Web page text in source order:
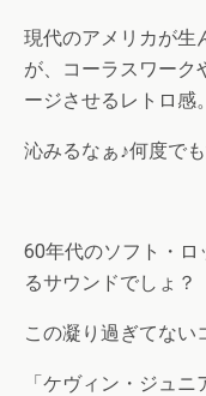
現代のアメリカが生
が、コーラスワーク
ージさせるレトロ感。
沁みるなぁ♪何度で
60年代のソフト・ロ
るサウンドでしょ？
この凝り過ぎてない
「ケヴィン・ジュ